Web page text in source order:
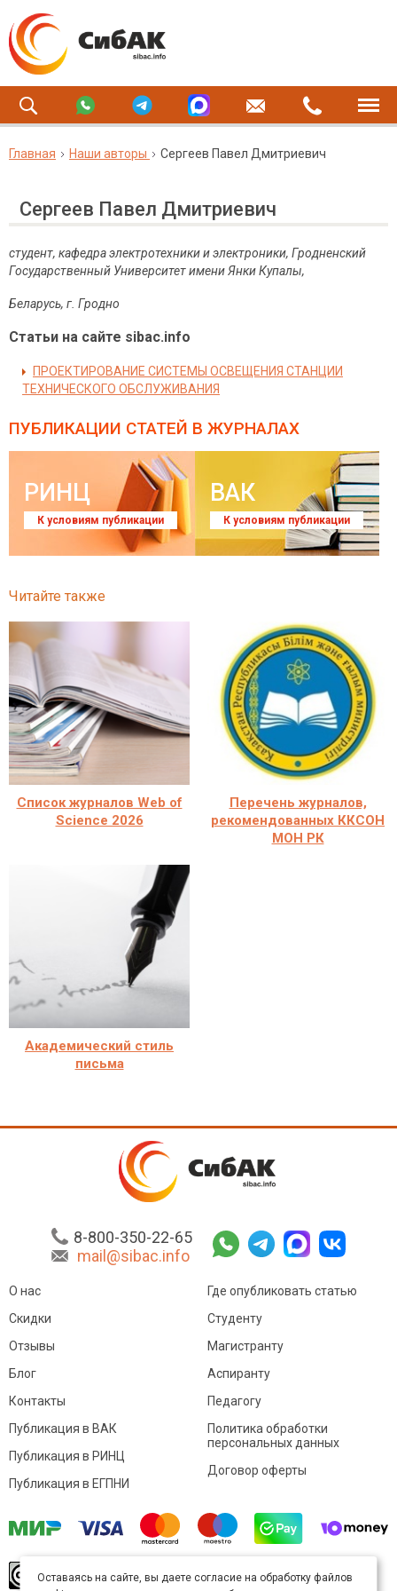
Главная Наши авторы Сергеев Павел Дмитриевич
Сергеев Павел Дмитриевич
студент, кафедра электротехники и электроники, Гродненский
Государственный Университет имени Янки Купалы,
Беларусь, г. Гродно
Статьи на сайте sibac.info
ПРОЕКТИРОВАНИЕ СИСТЕМЫ ОСВЕЩЕНИЯ СТАНЦИИ
ТЕХНИЧЕСКОГО ОБСЛУЖИВАНИЯ
ПУБЛИКАЦИИ СТАТЕЙ В ЖУРНАЛАХ
РИНЦ
К условиям публикации
ВАК
К условиям публикации
Читайте также
Список журналов Web of
Science 2026
Перечень журналов,
рекомендованных ККСОН
МОН РК
Академический стиль
письма
8-800-350-22-65
mail@sibac.info
О нас
Скидки
Отзывы
Блог
Контакты
Где опубликовать статью
Студенту
Магистранту
Аспиранту
Педагогу
Публикация в ВАК
Публикация в РИНЦ
Публикация в ЕГПНИ
Политика обработки
персональных данных
Договор оферты
произведение доступно полицензии Creative
Оставаясь на сайте, вы даете согласие на обработку файлов